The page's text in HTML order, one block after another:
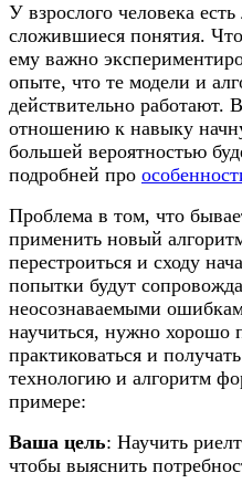
У взрослого человека
сложившиеся понятия.
ему важно
опыте, что те модели и
действительно работают.
отношению к навыку
большей вероятностью
подробней про
Проблема в том, что
применить новый
перестроиться и сходу
попытки будут
неосознаваемыми
научиться, нужно хорошо
практиковаться и
технологию и алгоритм
примере:
Ваша цель: Научить
чтобы выяснить